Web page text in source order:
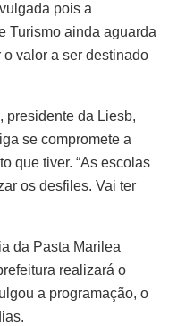
pois a
Turismo ainda aguarda
valor a ser destinado
presidente da Liesb,
se compromete a
que tiver. “As escolas
os desfiles. Vai ter
da Pasta Marilea
realizará o
a programação, o